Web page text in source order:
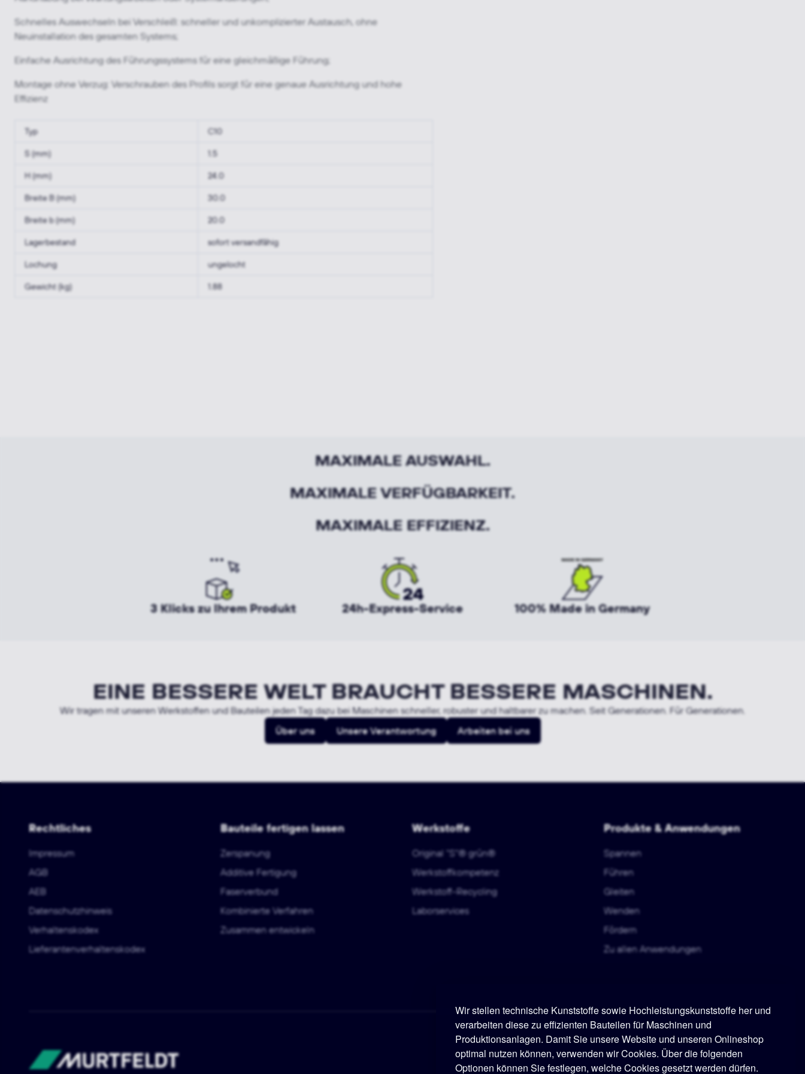
Wir stellen technische Kunststoffe sowie Hochleistungskunststoffe her und
verarbeiten diese zu effizienten Bauteilen für Maschinen und
Produktionsanlagen. Damit Sie unsere Website und unseren Onlineshop
optimal nutzen können, verwenden wir Cookies. Über die folgenden
Optionen können Sie festlegen, welche Cookies gesetzt werden dürfen.
Schnelles Auswechseln bei Verschleiß: schneller und unkomplizierter Austausch, ohne
Neuinstallation des gesamten Systems;
Einfache Ausrichtung des Führungssystems für eine gleichmäßige Führung;
Montage ohne Verzug: Verschrauben des Profils sorgt für eine genaue Ausrichtung und hohe
Effizienz
Typ C10
S (mm) 1.5
H (mm) 24.0
Breite B (mm) 30.0
Breite b (mm) 20.0
Lagerbestand sofort versandfähig
Lochung ungelocht
Gewicht (kg) 1.88
MAXIMALE AUSWAHL.
MAXIMALE VERFÜGBARKEIT.
MAXIMALE EFFIZIENZ.
3 Klicks zu Ihrem Produkt 24h-Express-Service 100% Made in Germany
EINE BESSERE WELT BRAUCHT BESSERE MASCHINEN.
Wir tragen mit unseren Werkstoffen und Bauteilen jeden Tag dazu bei Maschinen schneller, robuster und haltbarer zu machen. Seit Generationen. Für Generationen.
Über uns
Unsere Verantwortung Arbeiten bei uns
Rechtliches
Impressum
AGB
AEB
Datenschutzhinweis
Verhaltenskodex
Lieferantenverhaltenskodex
Bauteile fertigen lassen
Zerspanung
Additive Fertigung
Faserverbund
Kombinierte Verfahren
Zusammen entwickeln
Werkstoffe
Original "S"® grün®
Werkstoffkompetenz
Werkstoff-Recycling
Laborservices
Produkte & Anwendungen
Spannen
Führen
Gleiten
Wenden
Fördern
Zu allen Anwendungen
Murtfeldt